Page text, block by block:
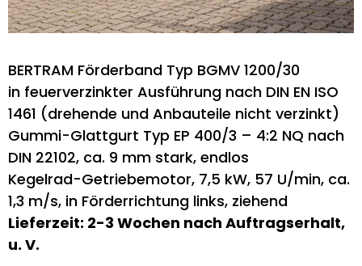
BERTRAM Förderband Typ BGMV 1200/30
in feuerverzinkter Ausführung nach DIN EN ISO
1461 (drehende und Anbauteile nicht verzinkt)
Gummi-Glattgurt Typ EP 400/3 – 4:2 NQ nach
DIN 22102, ca. 9 mm stark, endlos
Kegelrad-Getriebemotor, 7,5 kW, 57 U/min, ca.
1,3 m/s, in Förderrichtung links, ziehend
Lieferzeit: 2-3 Wochen nach Auftragserhalt,
u. V.